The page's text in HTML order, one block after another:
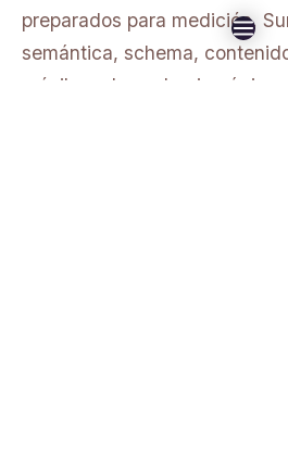
preparados para medición.
semántica, schema,
móvil y enlaces hacia